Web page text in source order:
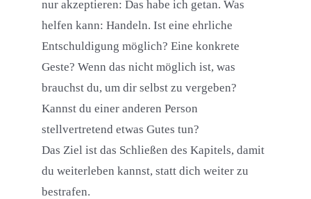
nur akzeptieren: Das habe ich getan. Was
helfen kann: Handeln. Ist eine ehrliche
Entschuldigung möglich? Eine konkrete
Geste? Wenn das nicht möglich ist, was
brauchst du, um dir selbst zu vergeben?
Kannst du einer anderen Person
stellvertretend etwas Gutes tun?
Das Ziel ist das Schließen des Kapitels, damit
du weiterleben kannst, statt dich weiter zu
bestrafen.